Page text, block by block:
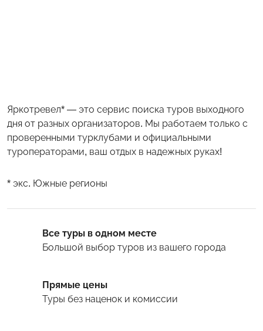
Яркотревел* — это сервис поиска туров выходного
дня от разных организаторов. Мы работаем только с
проверенными турклубами и официальными
туроператорами, ваш отдых в надежных руках!
* экс. Южные регионы
Все туры в одном месте
Большой выбор туров из вашего города
Прямые цены
Туры без наценок и комиссии